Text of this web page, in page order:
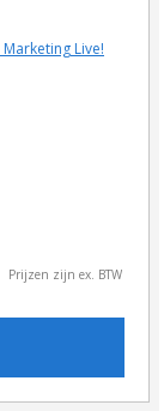
Live!
Prijzen zijn ex. BTW